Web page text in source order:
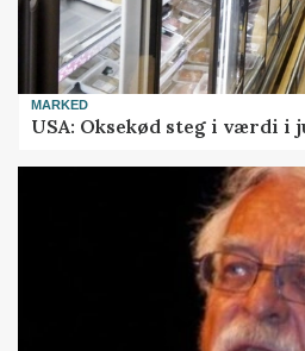
MARKED
USA: Oksekød steg i værdi i